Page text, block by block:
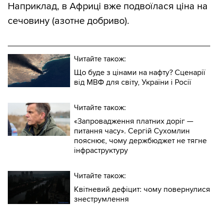
Наприклад, в Африці вже подвоїлася ціна на
сечовину (азотне добриво).
Читайте також:
Що буде з цінами на нафту? Сценарії
від МВФ для світу, України і Росії
Читайте також:
«Запровадження платних доріг —
питання часу». Сергій Сухомлин
пояснює, чому держбюджет не тягне
інфраструктуру
Читайте також:
Квітневий дефіцит: чому повернулися
знеструмлення